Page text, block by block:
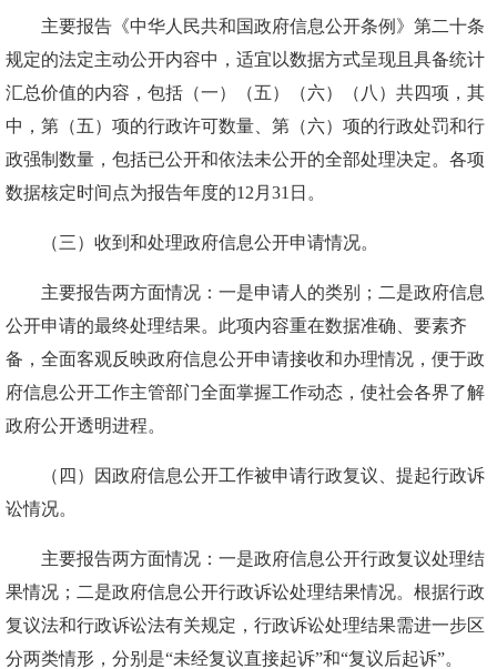
主要报告《中华人民共和国政府信息公开条例》第二十条
规定的法定主动公开内容中，适宜以数据方式呈现且具备统计
汇总价值的内容，包括（一）（五）（六）（八）共四项，其
中，第（五）项的行政许可数量、第（六）项的行政处罚和行
政强制数量，包括已公开和依法未公开的全部处理决定。各项
数据核定时间点为报告年度的12月31日。
（三）收到和处理政府信息公开申请情况。
主要报告两方面情况：一是申请人的类别；二是政府信息
公开申请的最终处理结果。此项内容重在数据准确、要素齐
备，全面客观反映政府信息公开申请接收和办理情况，便于政
府信息公开工作主管部门全面掌握工作动态，使社会各界了解
政府公开透明进程。
（四）因政府信息公开工作被申请行政复议、提起行政诉
讼情况。
主要报告两方面情况：一是政府信息公开行政复议处理结
果情况；二是政府信息公开行政诉讼处理结果情况。根据行政
复议法和行政诉讼法有关规定，行政诉讼处理结果需进一步区
分两类情形，分别是“未经复议直接起诉”和“复议后起诉”。